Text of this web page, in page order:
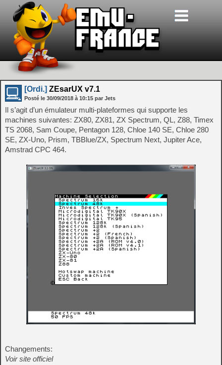
[Ordi.] ZEsarUX v7.1
Posté le 30/09/2018 à 10:15 par Jets
Il s’agit d’un émulateur multi-plateformes qui supporte les
machines suivantes: ZX80, ZX81, ZX Spectrum, QL, Z88, Timex
TS 2068, Sam Coupe, Pentagon 128, Chloe 140 SE, Chloe 280
SE, ZX-Uno, Prism, TBBlue/ZX, Spectrum Next, Jupiter Ace,
Amstrad CPC 464.
Changements:
Voir site officiel